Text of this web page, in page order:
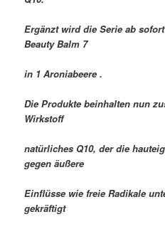
Ergänzt wird die Serie ab
Beauty Balm 7
in 1 Aroniabeere .
Die Produkte beinhalten nun
Wirkstoff
natürliches Q10, der die
gegen äußere
Einflüsse wie freie Radikale
gekräftigt